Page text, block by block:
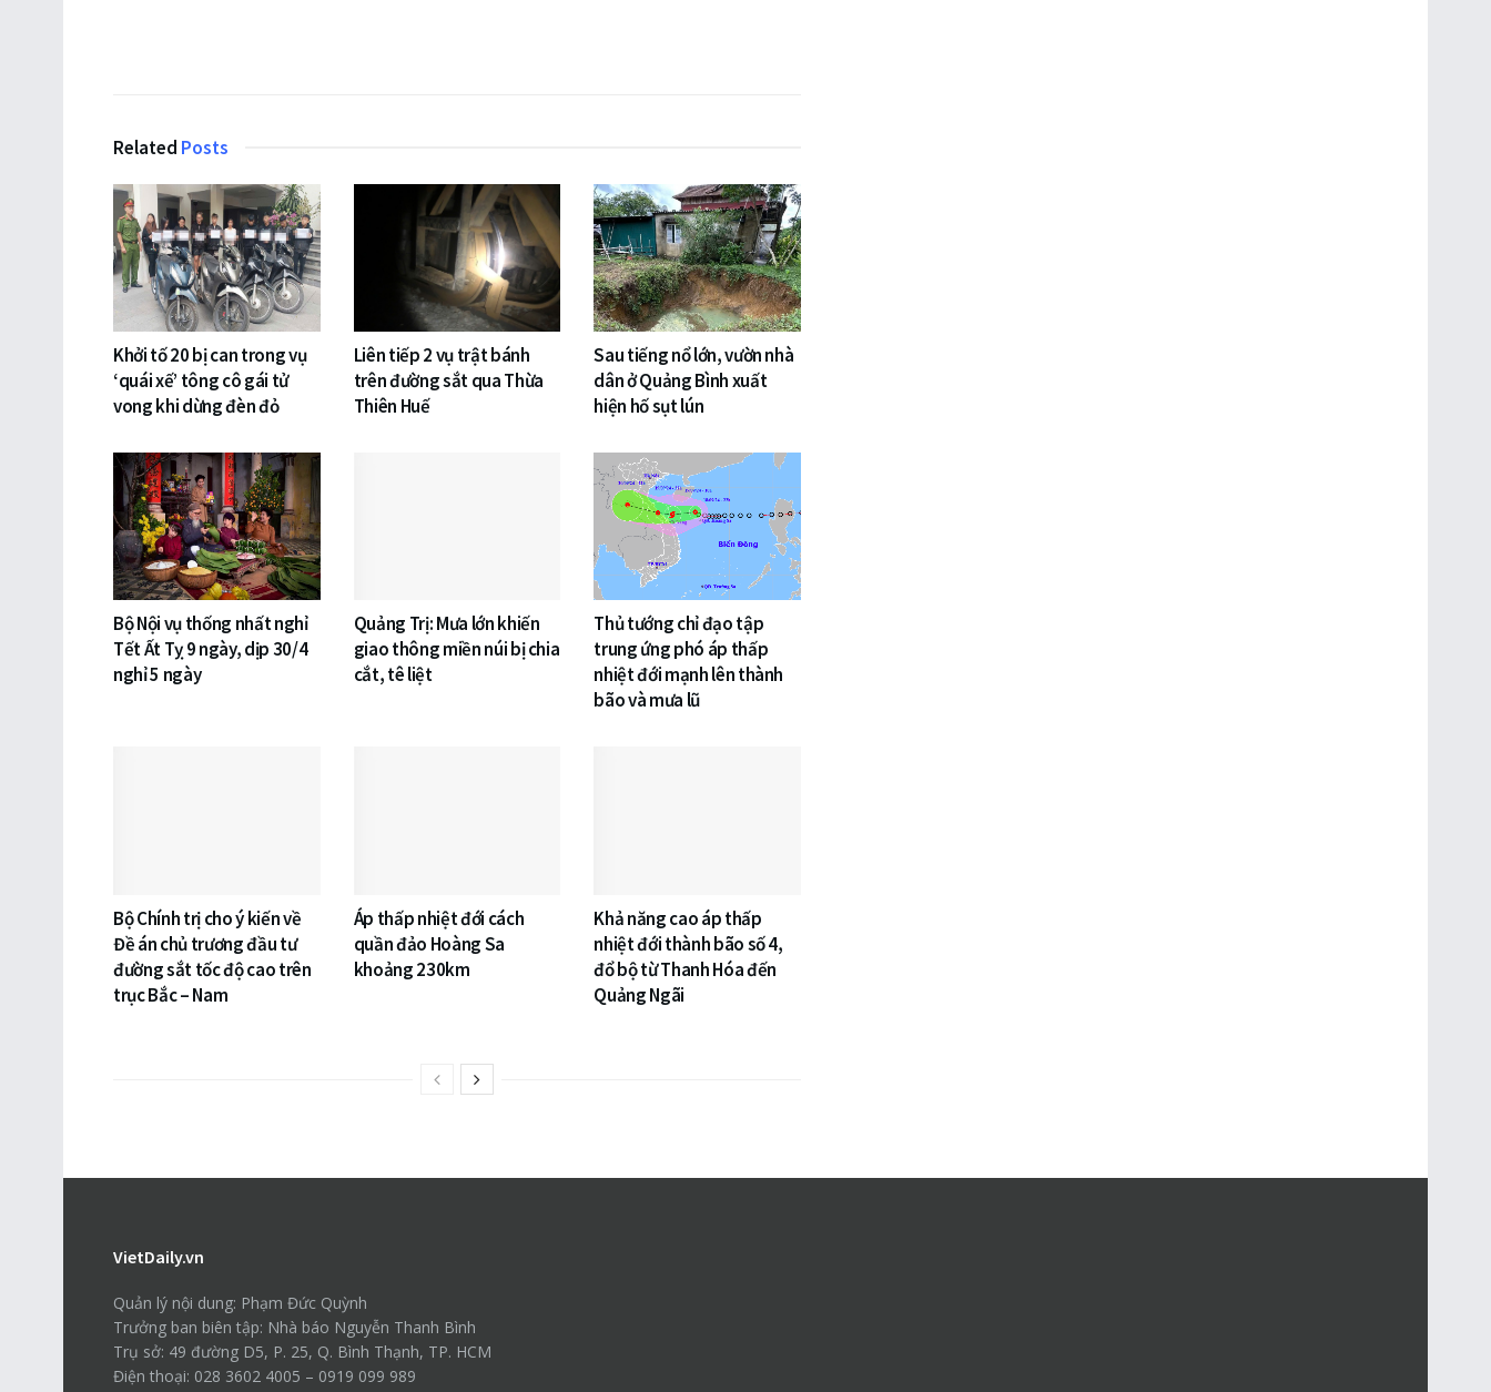
Related Posts
Khởi tố 20 bị can trong vụ
‘quái xế’ tông cô gái tử
vong khi dừng đèn đỏ
Liên tiếp 2 vụ trật bánh
trên đường sắt qua Thừa
Thiên Huế
Sau tiếng nổ lớn, vườn nhà
dân ở Quảng Bình xuất
hiện hố sụt lún
Bộ Nội vụ thống nhất nghỉ
Tết Ất Tỵ 9 ngày, dịp 30/4
nghỉ 5 ngày
Quảng Trị: Mưa lớn khiến
giao thông miền núi bị chia
cắt, tê liệt
Thủ tướng chỉ đạo tập
trung ứng phó áp thấp
nhiệt đới mạnh lên thành
bão và mưa lũ
Bộ Chính trị cho ý kiến về
Đề án chủ trương đầu tư
đường sắt tốc độ cao trên
trục Bắc – Nam
Áp thấp nhiệt đới cách
quần đảo Hoàng Sa
khoảng 230km
Khả năng cao áp thấp
nhiệt đới thành bão số 4,
đổ bộ từ Thanh Hóa đến
Quảng Ngãi
VietDaily.vn
Quản lý nội dung: Phạm Đức Quỳnh
Trưởng ban biên tập: Nhà báo Nguyễn Thanh Bình
Trụ sở: 49 đường D5, P. 25, Q. Bình Thạnh, TP. HCM
Điện thoại: 028 3602 4005 – 0919 099 989